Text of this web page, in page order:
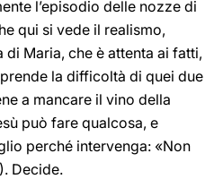
l’episodio delle nozze di
qui si vede il realismo,
di Maria, che è attenta ai fatti,
la difficoltà di quei due
a mancare il vino della
può fare qualcosa, e
perché intervenga: «Non
Decide.